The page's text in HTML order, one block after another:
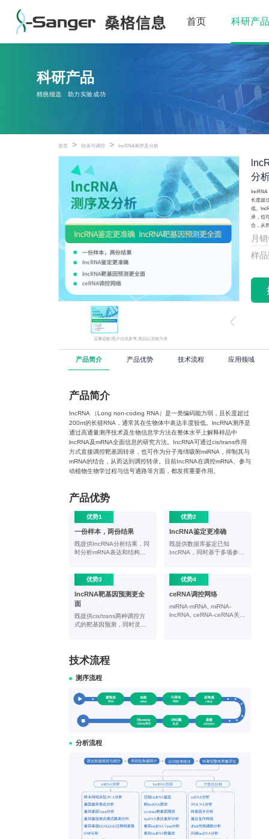
首页 科研产品
科研产品
精挑细选 助力实验成功
首页 > 转录与调控 > lncRNA测序及分析
温馨提醒:图片仅供参考,商品以实物为准
分
IncRNA
长度超
低。
录，也
合，从
月
样
产品简介 产品优势 技术流程 应用领域
产品简介
IncRNA （Long non-coding RNA）是一类编码能力弱，且长度超过
200nt的长链RNA，通常其在生物体中表达丰度较低。lncRNA测序是
通过高通量测序技术及生物信息学方法在整体水平上解释样品中
lncRNA及mRNA全面信息的研究方法。IncRNA可通过cis/trans作用
方式直接调控靶基因转录，也可作为分子海绵吸附miRNA，抑制其与
mRNA的结合，从而达到调控转录。目前IncRNA在调控mRNA、参与
动植物生物学过程与信号通路等方面，都发挥重要作用。
产品优势
优势1
一份样本，两份结果
既提供IncRNA分析结果，同
时分析mRNA表达和结构变
优势2
IncRNA鉴定更准确
既提供数据库鉴定已知
IncRNA，同时基于多项参数
优势3
IncRNA靶基因预测更全
面
既提供cis/trans两种调控方
式的靶基因预测，同时灵活
优势4
ceRNA调控网络
miRNA-mRNA, miRNA-
lncRNA, ceRNA-ceRNA关
技术流程
测序流程
分析流程